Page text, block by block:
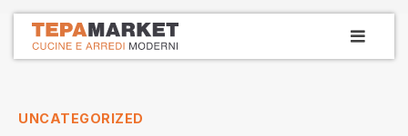
contenuto
Tepamarket
Cucine e arredamenti dal 1979
UNCATEGORIZED